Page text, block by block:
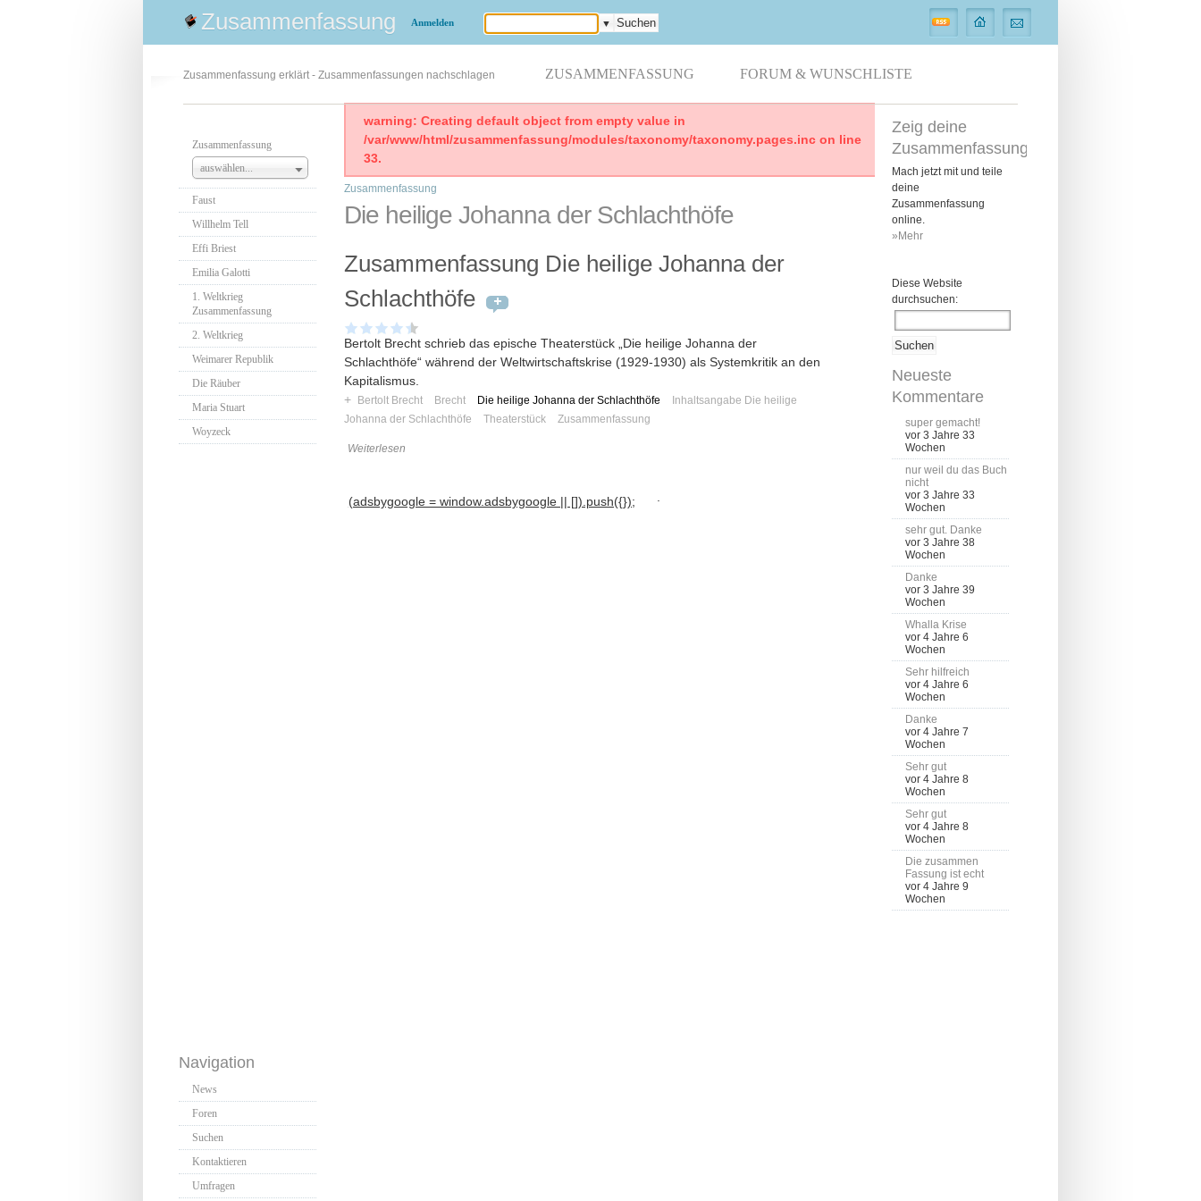
Zusammenfassung Anmelden ▼
Zusammenfassung erklärt - Zusammenfassungen nachschlagen ZUSAMMENFASSUNG FORUM & WUNSCHLISTE
Zusammenfassung
auswählen...
Faust
Willhelm Tell
Effi Briest
Emilia Galotti
1. Weltkrieg
Zusammenfassung
2. Weltkrieg
Weimarer Republik
Die Räuber
Maria Stuart
Woyzeck
Navigation
News
Foren
Suchen
Kontaktieren
Umfragen
warning: Creating default object from empty value in
/var/www/html/zusammenfassung/modules/taxonomy/taxonomy.pages.inc on line
33.
Zusammenfassung
Die heilige Johanna der Schlachthöfe
Zusammenfassung Die heilige Johanna der
Schlachthöfe
Bertolt Brecht schrieb das epische Theaterstück „Die heilige Johanna der
Schlachthöfe“ während der Weltwirtschaftskrise (1929-1930) als Systemkritik an den
Kapitalismus.
+
Bertolt Brecht Brecht Die heilige Johanna der Schlachthöfe
Inhaltsangabe Die heilige
Johanna der Schlachthöfe
Theaterstück Zusammenfassung
Weiterlesen
(adsbygoogle = window.adsbygoogle || []).push({});
Zeig deine
Zusammenfassung
Mach jetzt mit und teile
deine
Zusammenfassung
online.
»Mehr
Diese Website
durchsuchen:
Neueste
Kommentare
super gemacht!
vor 3 Jahre 33
Wochen
nur weil du das Buch
nicht
vor 3 Jahre 33
Wochen
sehr gut. Danke
vor 3 Jahre 38
Wochen
Danke
vor 3 Jahre 39
Wochen
Whalla Krise
vor 4 Jahre 6
Wochen
Sehr hilfreich
vor 4 Jahre 6
Wochen
Danke
vor 4 Jahre 7
Wochen
Sehr gut
vor 4 Jahre 8
Wochen
Sehr gut
vor 4 Jahre 8
Wochen
Die zusammen
Fassung ist echt
vor 4 Jahre 9
Wochen